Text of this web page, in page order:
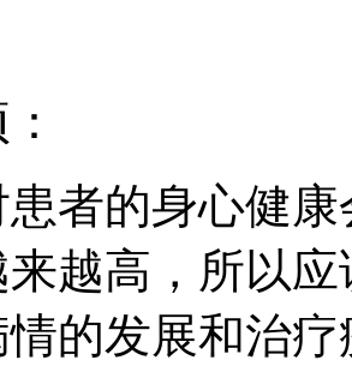
者的身心健
越高，所以
情的发展和治